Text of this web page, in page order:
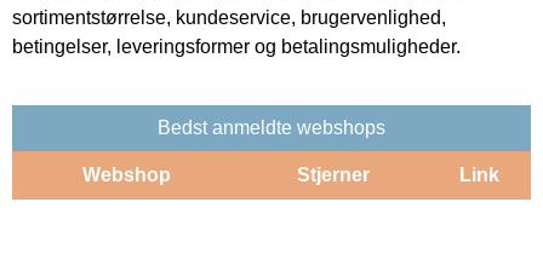
sortimentstørrelse, kundeservice, brugervenlighed,
betingelser, leveringsformer og betalingsmuligheder.
Bedst anmeldte webshops
Webshop Stjerner Link